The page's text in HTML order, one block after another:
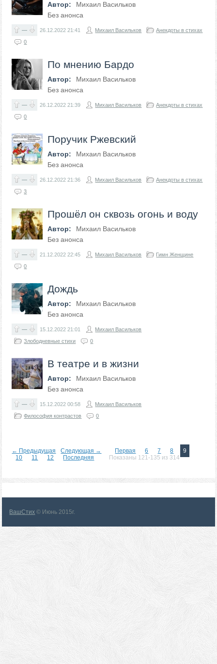
Автор:
Михаил Васильков
Без анонса
— 26.12.202221:41 Михаил Васильков
Анекдоты в стихах
0
По мнению Бардо
Автор:
Михаил Васильков
Без анонса
— 26.12.202221:39 Михаил Васильков
Анекдоты в стихах
0
Поручик Ржевский
Автор:
Михаил Васильков
Без анонса
— 26.12.202221:36 Михаил Васильков
Анекдоты в стихах
3
Прошёл он сквозь огонь и воду
Автор:
Михаил Васильков
Без анонса
— 21.12.202222:45 Михаил Васильков
Гимн Женщине
0
Дождь
Автор:
Михаил Васильков
Без анонса
— 15.12.202221:01
Михаил Васильков
Злободневные стихи
0
В театре и в жизни
Автор:
Михаил Васильков
Без анонса
— 15.12.202200:58
Михаил Васильков
Философия контрастов
0
← Предыдущая Следующая → Первая 6 7 8
9
10
11 12 Последняя Показаны 121-135 из 314
ВашСтих © Июнь 2015г.